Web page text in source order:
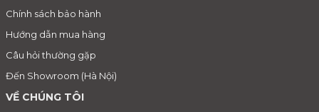
Chính sách bảo hành
Hướng dẫn mua hàng
Câu hỏi thường gặp
Đến Showroom (Hà Nội)
VỀ CHÚNG TÔI